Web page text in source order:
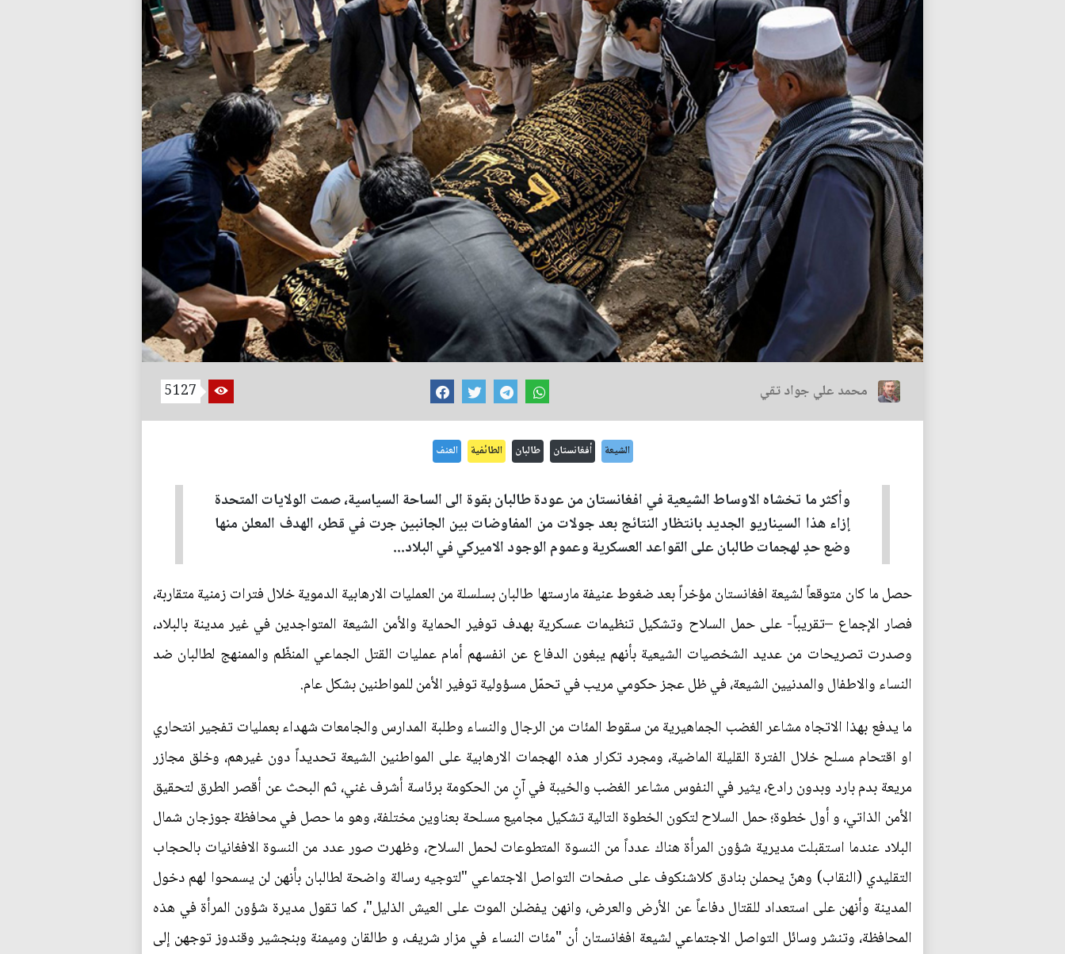
محمد علي جواد تقي 5127
الشيعة أفغانستان طالبان الطائفية العنف
وأكثر ما تخشاه الاوساط الشيعية في افغانستان من عودة طالبان بقوة الى الساحة السياسية، صمت الولايات المتحدة
إزاء هذا السيناريو الجديد بانتظار النتائج بعد جولات من المفاوضات بين الجانبين جرت في قطر، الهدف المعلن منها
وضع حدٍ لهجمات طالبان على القواعد العسكرية وعموم الوجود الاميركي في البلاد...
حصل ما كان متوقعاً لشيعة افغانستان مؤخراً بعد ضغوط عنيفة مارستها طالبان بسلسلة من العمليات الارهابية الدموية خلال فترات زمنية متقاربة،
فصار الإجماع –تقريباً- على حمل السلاح وتشكيل تنظيمات عسكرية بهدف توفير الحماية والأمن الشيعة المتواجدين في غير مدينة بالبلاد،
وصدرت تصريحات من عديد الشخصيات الشيعية بأنهم يبغون الدفاع عن انفسهم أمام عمليات القتل الجماعي المنظّم والممنهج لطالبان ضد
النساء والاطفال والمدنيين الشيعة، في ظل عجز حكومي مريب في تحمّل مسؤولية توفير الأمن للمواطنين بشكل عام.
ما يدفع بهذا الاتجاه مشاعر الغضب الجماهيرية من سقوط المئات من الرجال والنساء وطلبة المدارس والجامعات شهداء بعمليات تفجير انتحاري
او اقتحام مسلح خلال الفترة القليلة الماضية، ومجرد تكرار هذه الهجمات الارهابية على المواطنين الشيعة تحديداً دون غيرهم، وخلق مجازر
مريعة بدم بارد وبدون رادع، يثير في النفوس مشاعر الغضب والخيبة في آنٍ من الحكومة برئاسة أشرف غني، ثم البحث عن أقصر الطرق لتحقيق
الأمن الذاتي، و أول خطوة؛ حمل السلاح لتكون الخطوة التالية تشكيل مجاميع مسلحة بعناوين مختلفة، وهو ما حصل في محافظة جوزجان شمال
البلاد عندما استقبلت مديرية شؤون المرأة هناك عدداً من النسوة المتطوعات لحمل السلاح، وظهرت صور عدد من النسوة الافغانيات بالحجاب
التقليدي (النقاب) وهنّ يحملن بنادق كلاشنكوف على صفحات التواصل الاجتماعي "لتوجيه رسالة واضحة لطالبان بأنهن لن يسمحوا لهم دخول
المدينة وأنهن على استعداد للقتال دفاعاً عن الأرض والعرض، وانهن يفضلن الموت على العيش الذليل"، كما تقول مديرة شؤون المرأة في هذه
المحافظة، وتنشر وسائل التواصل الاجتماعي لشيعة افغانستان أن "مئات النساء في مزار شریف، و طالقان وميمنة وبنجشير وقندوز توجهن إلى